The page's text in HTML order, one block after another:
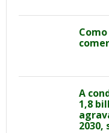
A
1,8
2030,